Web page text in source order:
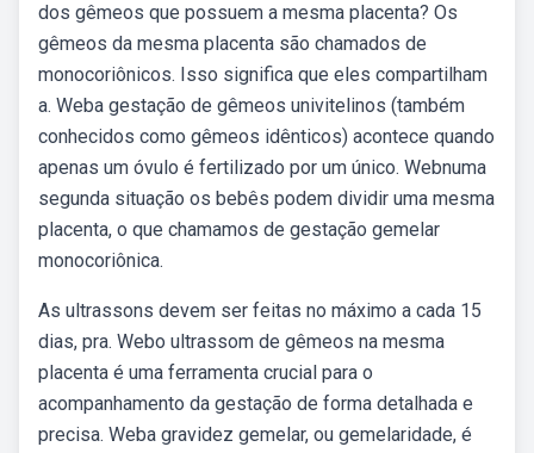
dos gêmeos que possuem a mesma placenta? Os
gêmeos da mesma placenta são chamados de
monocoriônicos. Isso significa que eles compartilham
a. Weba gestação de gêmeos univitelinos (também
conhecidos como gêmeos idênticos) acontece quando
apenas um óvulo é fertilizado por um único. Webnuma
segunda situação os bebês podem dividir uma mesma
placenta, o que chamamos de gestação gemelar
monocoriônica.
As ultrassons devem ser feitas no máximo a cada 15
dias, pra. Webo ultrassom de gêmeos na mesma
placenta é uma ferramenta crucial para o
acompanhamento da gestação de forma detalhada e
precisa. Weba gravidez gemelar, ou gemelaridade, é